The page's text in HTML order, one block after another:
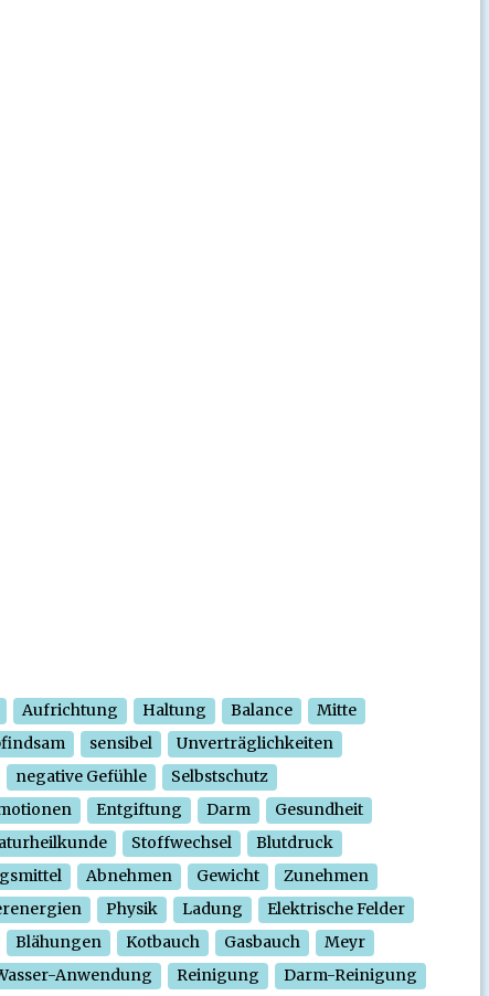
Aufrichtung Haltung Balance
Mitte
sensibel
Unverträglichkeiten
negative Gefühle
Selbstschutz
Entgiftung Darm
Gesundheit
Stoffwechsel
Blutdruck
Abnehmen Gewicht
Zunehmen
Physik Ladung
Elektrische Felder
Blähungen Kotbauch Gasbauch
Meyr
Anwendung Reinigung
Darm-Reinigung